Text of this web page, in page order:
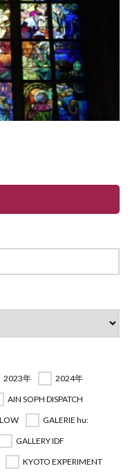
2023年
2024年
AIN SOPH DISPATCH
GALERIE hu:
GALLERY IDF
KYOTO EXPERIMENT